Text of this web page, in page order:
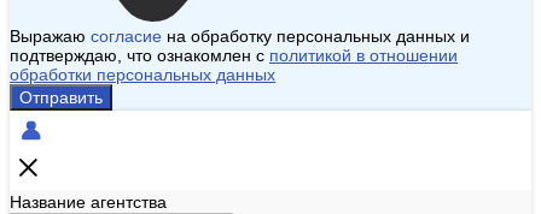
Выражаю согласие на обработку персональных данных и
подтверждаю, что ознакомлен с политикой в отношении
обработки персональных данных
Отправить
Название агентства